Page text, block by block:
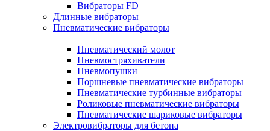
Вибраторы FD
Длинные вибраторы
Пневматические вибраторы
Пневматический молот
Пневмостряхиватели
Пневмопушки
Поршневые пневматические вибраторы
Пневматические турбинные вибраторы
Роликовые пневматические вибраторы
Пневматические шариковые вибраторы
Электровибраторы для бетона